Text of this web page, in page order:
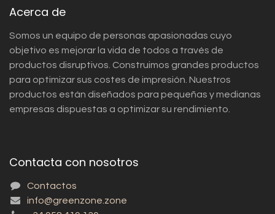
Acerca de
Somos un equipo de personas apasionadas cuyo
objetivo es mejorar la vida de todos a través de
productos disruptivos. Construimos grandes productos
para optimizar sus costes de impresión. Nuestros
productos están diseñados para pequeñas y medianas
empresas dispuestas a optimizar su rendimiento.
Contacta con nosotros
Contactos
info@greenzone.zone